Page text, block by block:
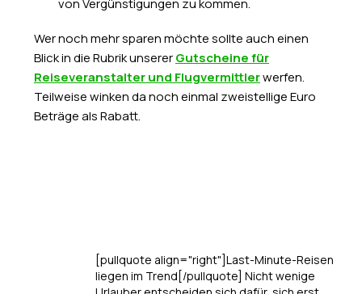
von Vergünstigungen zu kommen.
Wer noch mehr sparen möchte sollte auch einen
Blick in die Rubrik unsererGutscheine für
Reiseveranstalter und Flugvermittlerwerfen.
Teilweise winken da noch einmal zweistellige Euro
Beträge als Rabatt.
[pullquote align="right"]Last-Minute-Reisen
liegen im Trend[/pullquote] Nicht wenige